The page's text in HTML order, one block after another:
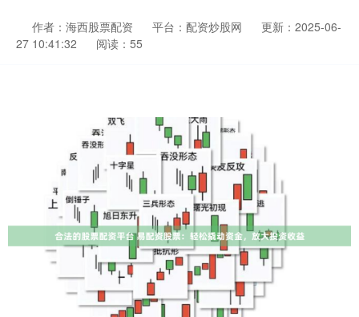
作者：海西股票配资 平台：配资炒股网
更新：2025-06-
27 10:41:32
阅读：55